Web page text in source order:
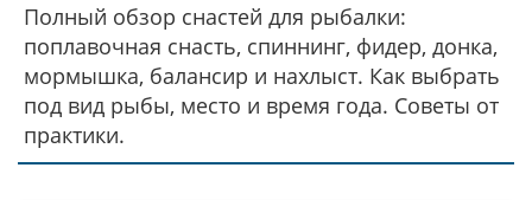
Полный обзор снастей для рыбалки:
поплавочная снасть, спиннинг, фидер, донка,
мормышка, балансир и нахлыст. Как выбрать
под вид рыбы, место и время года. Советы от
практики.